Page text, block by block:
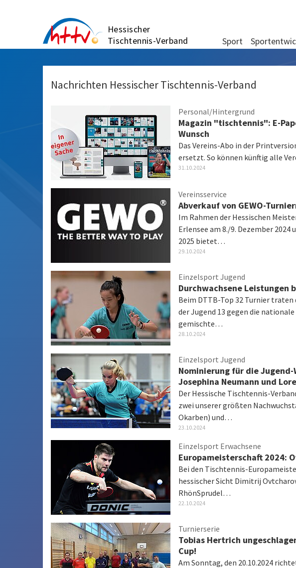
Hessischer
Tischtennis-Verband
Sport
Nachrichten Hessischer Tischtennis-Verband
Personal/Hintergrund
Magazin "tischtennis": E-
Wunsch
Das Vereins-Abo in der
ersetzt. So können künftig alle
31.10.2024
Vereinsservice
Abverkauf von GEWO-
Im Rahmen der Hessischen
Erlensee am 8./9. Dezember 2024
2025 bietet…
29.10.2024
Einzelsport Jugend
Durchwachsene Leistungen
Beim DTTB-Top 32 Turnier
der Jugend 13 gegen die
gemischte…
28.10.2024
Einzelsport Jugend
Nominierung für die
Josephina Neumann und
Der Hessische Tischtennis-
zwei unserer größten
Okarben) und…
23.10.2024
Einzelsport Erwachsene
Europameisterschaft 2024:
Bei den Tischtennis-
hessischer Sicht Dimitrij
RhönSprudel…
22.10.2024
Turnierserie
Tobias Hertrich
Cup!
Am Sonntag, den 20.10.2024